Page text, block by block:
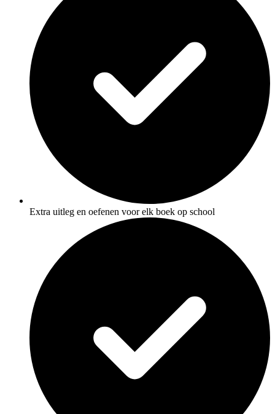
Extra uitleg en oefenen voor elk boek op school